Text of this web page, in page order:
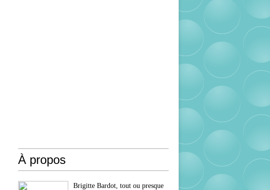
À propos
Brigitte Bardot, tout ou presque